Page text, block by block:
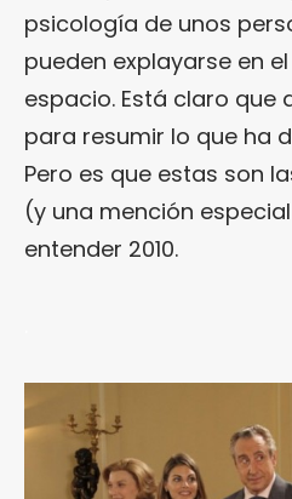
psicología de unos
pueden explayarse en
espacio. Está claro que
para resumir lo que ha
Pero es que estas son
(y una mención
entender 2010.